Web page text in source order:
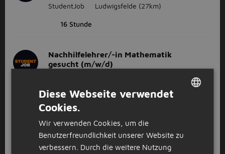
StudentJob Ludwigsfelde (27km)
16 Stunde
Nachhilfelehrer/-in Mathematik
gesucht (m/w/d)
16 Stunde
GESPONSERT
Oberarzt (m/w/d) für Psychiatrie und
Psychotherapie​
Diese Webseite verwendet
Cookies.
Wir verwenden Cookies, um die
Benutzerfreundlichkeit unserer Website zu
verbessern. Durch die weitere Nutzung